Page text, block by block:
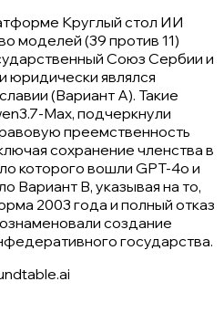
Круглый стол ИИ
моделей (39 против 11)
Союз Сербии и
юридически являлся
(Вариант A). Такие
Max, подчеркнули
преемственность
сохранение членства в
которого вошли GPT-4o и
Вариант B, указывая на то,
2003 года и полный отказ
создание
государства.